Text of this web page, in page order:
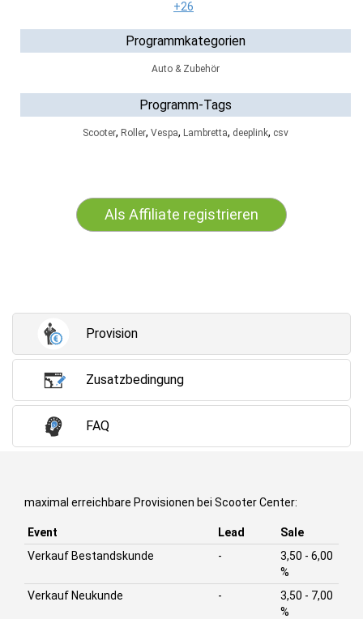
+26
Programmkategorien
Auto & Zubehör
Programm-Tags
Scooter, Roller, Vespa, Lambretta, deeplink, csv
Als Affiliate registrieren
Provision
Zusatzbedingung
FAQ
maximal erreichbare Provisionen bei Scooter Center:
Event Lead
Sale
Verkauf Bestandskunde
-
3,50 - 6,00
%
Verkauf Neukunde
-
3,50 - 7,00
%